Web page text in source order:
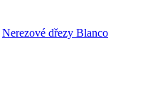
Nerezové dřezy Blanco